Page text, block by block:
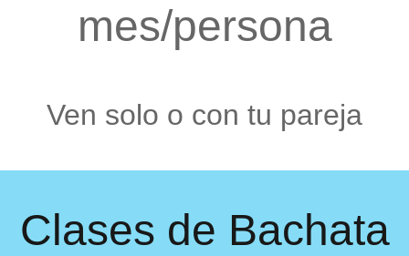
mes/persona
Ven solo o con tu pareja
Clases de Bachata